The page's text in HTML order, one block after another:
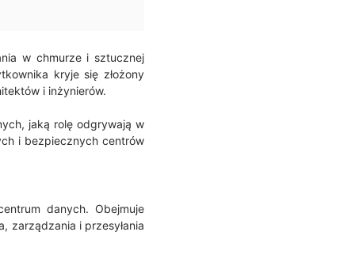
w chmurze i sztucznej
kryje się złożony
i inżynierów.
jaką rolę odgrywają w
i bezpiecznych centrów
danych. Obejmuje
zarządzania i przesyłania